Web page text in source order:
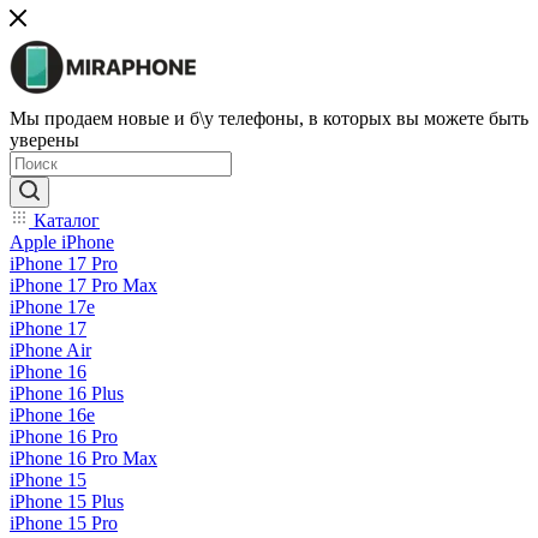
Мы продаем новые и б\у телефоны, в которых вы можете быть
уверены
Каталог
Apple iPhone
iPhone 17 Pro
iPhone 17 Pro Max
iPhone 17e
iPhone 17
iPhone Air
iPhone 16
iPhone 16 Plus
iPhone 16e
iPhone 16 Pro
iPhone 16 Pro Max
iPhone 15
iPhone 15 Plus
iPhone 15 Pro